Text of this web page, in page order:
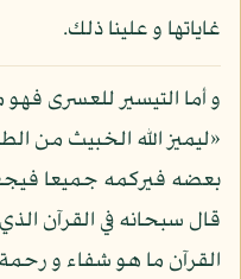
غاياتها و علينا ذلك.
و أما التيسير للعسرى
«ليميز الله الخبيث من
قال سبحانه في القرآن
القرآن ما هو شفاء و رحمة